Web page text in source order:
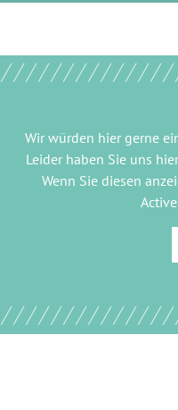
Wir würden hier gerne
Leider haben Sie uns
Wenn Sie diesen